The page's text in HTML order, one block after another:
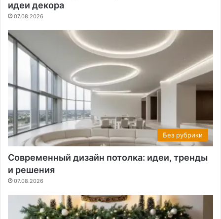
идеи декора
07.08.2026
Без рубрики
Современный дизайн потолка: идеи, тренды
и решения
07.08.2026